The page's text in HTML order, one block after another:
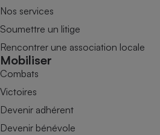
Nos services
Soumettre un litige
Rencontrer une association locale
Mobiliser
Combats
Victoires
Devenir adhérent
Devenir bénévole